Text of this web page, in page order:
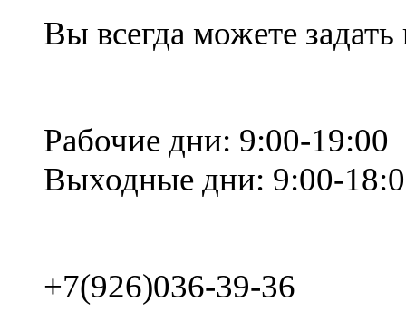
Вы всегда можете
Рабочие дни: 9:00-19:00
Выходные дни: 9:00-
+7(926)036-39-36